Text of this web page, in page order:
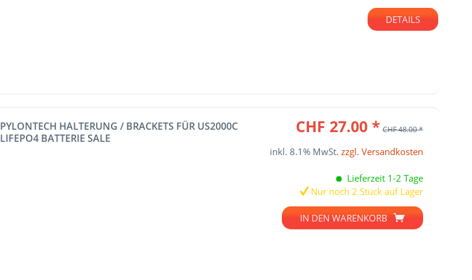
DETAILS
PYLONTECH HALTERUNG / BRACKETS FÜR US2000C
LIFEPO4 BATTERIE SALE
CHF 27.00 * CHF 48.00 *
inkl. 8.1% MwSt. zzgl. Versandkosten
Lieferzeit 1-2 Tage
Nur noch 2 Stück auf Lager
IN DEN WARENKORB